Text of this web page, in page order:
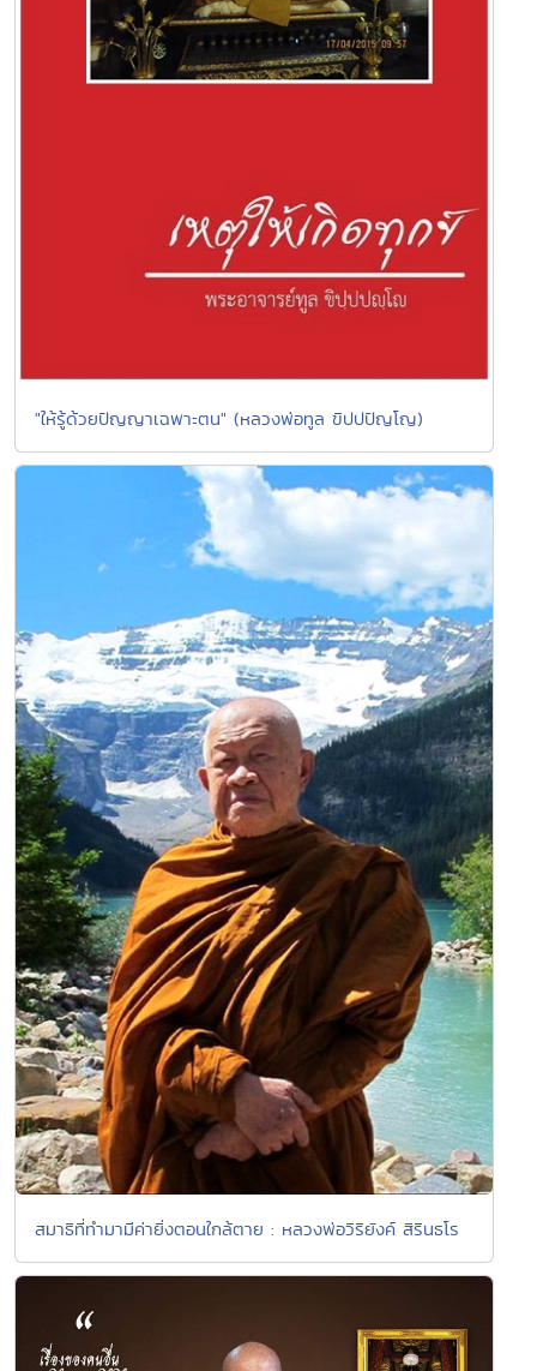
"ให้รู้ด้วยปัญญาเฉพาะตน" (หลวงพ่อทูล ขิปปปัญโญ)
สมาธิที่ทำมามีค่ายิ่งตอนใกล้ตาย : หลวงพ่อวิริยังค์ สิรินธโร